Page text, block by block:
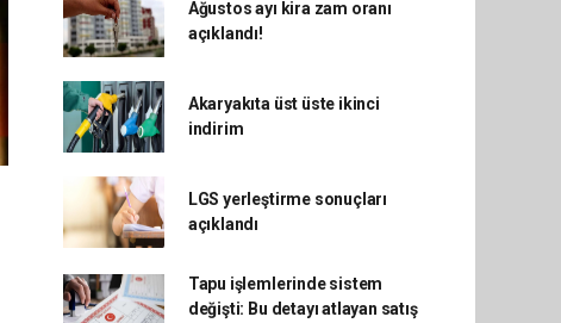
Ağustos ayı kira zam oranı
açıklandı!
Akaryakıta üst üste ikinci
indirim
LGS yerleştirme sonuçları
açıklandı
Tapu işlemlerinde sistem
değişti: Bu detayı atlayan satış